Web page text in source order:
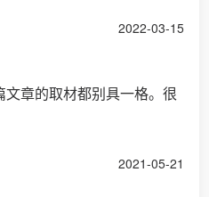
2022-03-15
章的取材都别具一格。很
2021-05-21